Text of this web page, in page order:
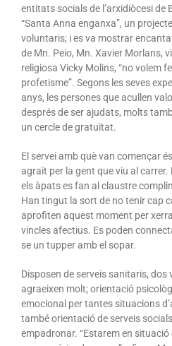
entitats socials de l’arxidiòcesi de
“Santa Anna enganxa”, un
voluntaris; i es va mostrar
de Mn. Peio, Mn. Xavier Morlans,
religiosa Vicky Molins, “no volem
profetisme”. Segons les seves
anys, les persones que acullen
després de ser ajudats, molts
un cercle de gratuïtat.
El servei amb què van començar
agraït per la gent que viu al
els àpats es fan al claustre
Han tingut la sort de no tenir cap
aprofiten aquest moment per
vincles afectius. Es poden
se un tupper amb el sopar.
Disposen de serveis sanitaris, dos
agraeixen molt; orientació
emocional per tantes situacions
també orientació de serveis
empadronar. “Estarem en situació